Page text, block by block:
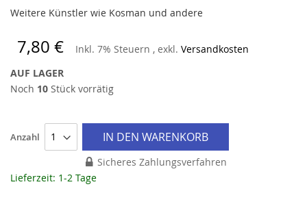
Weitere Künstler wie Kosman und andere
7,80 € Inkl. 7% Steuern , exkl. Versandkosten
AUF LAGER
Noch 10 Stück vorrätig
Anzahl IN DEN WARENKORB
Sicheres Zahlungsverfahren
Lieferzeit: 1-2 Tage